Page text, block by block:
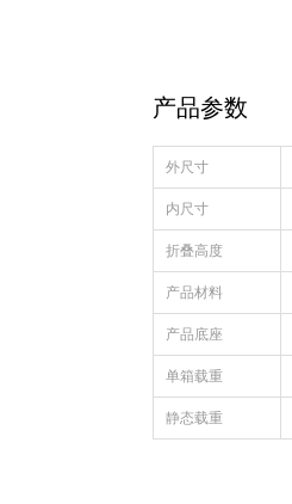
外尺寸
内尺寸
折叠高度
产品材料
产品底座
单箱载重
静态载重
产品参数